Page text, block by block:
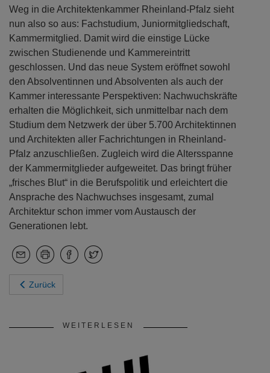
Weg in die Architektenkammer Rheinland-Pfalz sieht
nun also so aus: Fachstudium, Juniormitgliedschaft,
Kammermitglied. Damit wird die einstige Lücke
zwischen Studienende und Kammereintritt
geschlossen. Und das neue System eröffnet sowohl
den Absolventinnen und Absolventen als auch der
Kammer interessante Perspektiven: Nachwuchskräfte
erhalten die Möglichkeit, sich unmittelbar nach dem
Studium dem Netzwerk der über 5.700 Architektinnen
und Architekten aller Fachrichtungen in Rheinland-
Pfalz anzuschließen. Zugleich wird die Altersspanne
der Kammermitglieder aufgeweitet. Das bringt früher
„frisches Blut“ in die Berufspolitik und erleichtert die
Ansprache des Nachwuchses insgesamt, zumal
Architektur schon immer vom Austausch der
Generationen lebt.
Zurück
WEITERLESEN